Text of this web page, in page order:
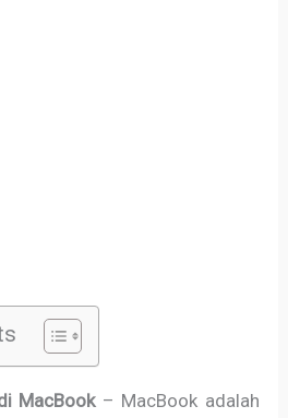
MacBook– MacBook adalah